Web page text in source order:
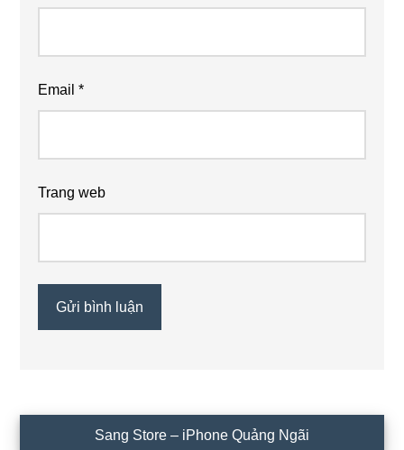
Email*
Trang web
Sang Store – iPhone Quảng Ngãi